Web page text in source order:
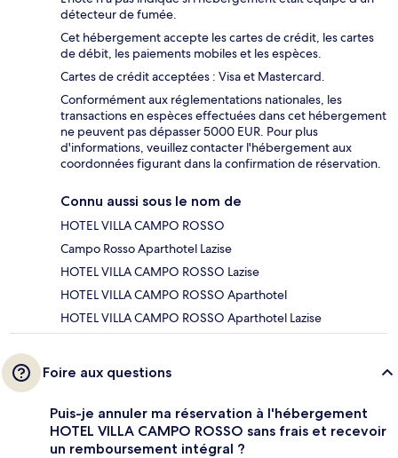
détecteur de fumée.
Cet hébergement accepte les cartes de crédit, les cartes
de débit, les paiements mobiles et les espèces.
Cartes de crédit acceptées : Visa et Mastercard.
Conformément aux réglementations nationales, les
transactions en espèces effectuées dans cet hébergement
ne peuvent pas dépasser 5000 EUR. Pour plus
d'informations, veuillez contacter l'hébergement aux
coordonnées figurant dans la confirmation de réservation.
Connu aussi sous le nom de
HOTEL VILLA CAMPO ROSSO
Campo Rosso Aparthotel Lazise
HOTEL VILLA CAMPO ROSSO Lazise
HOTEL VILLA CAMPO ROSSO Aparthotel
HOTEL VILLA CAMPO ROSSO Aparthotel Lazise
Foire aux questions
Puis-je annuler ma réservation à l'hébergement
HOTEL VILLA CAMPO ROSSO sans frais et recevoir
un remboursement intégral ?